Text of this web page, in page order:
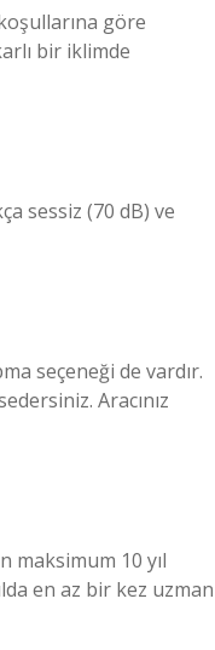
göre
bir iklimde
sessiz (70 dB) ve
seçeneği de vardır.
Aracınız
10 yıl
en az bir kez uzman